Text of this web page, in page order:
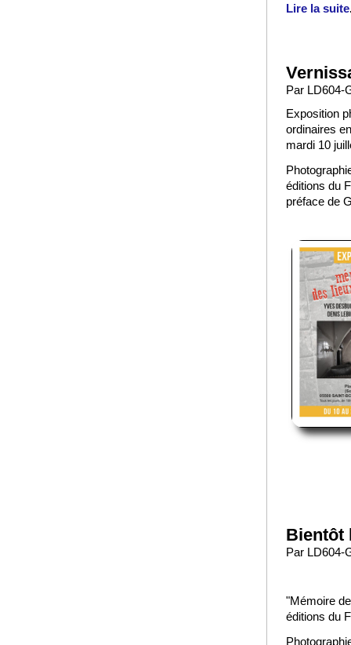
Lire la suite
Par LD604-
Exposition
ordinaires
mardi 10
éditions du
préface de
Bientôt
Par LD604-
"Mémoire
éditions du